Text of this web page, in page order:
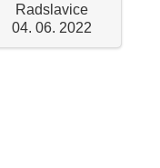
Radslavice
04. 06. 2022